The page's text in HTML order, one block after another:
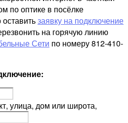
по оптике в посёлке
заявку на подключение
на горячую линию
Сети по номеру 812-410-
улица, дом или широта,